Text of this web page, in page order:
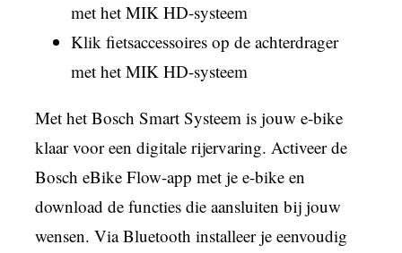
met het MIK HD-systeem
Klik fietsaccessoires op de achterdrager
met het MIK HD-systeem
Met het Bosch Smart Systeem is jouw e-bike
klaar voor een digitale rijervaring. Activeer de
Bosch eBike Flow-app met je e-bike en
download de functies die aansluiten bij jouw
wensen. Via Bluetooth installeer je eenvoudig